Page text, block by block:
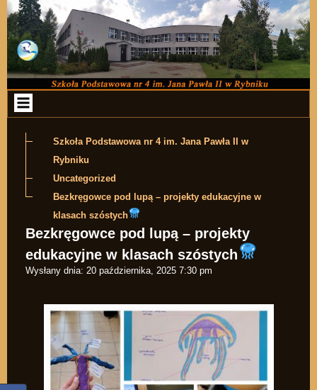
Przejdź do zawartości
Szkoła Podstawowa nr 4 im. Jana Pawła II w
Rybniku
Uncategorized
Bezkręgowce pod lupą – projekty edukacyjne w
klasach szóstych
Bezkręgowce pod lupą – projekty
edukacyjne w klasach szóstych
Wysłany dnia: 20 października, 2025 7:30 pm